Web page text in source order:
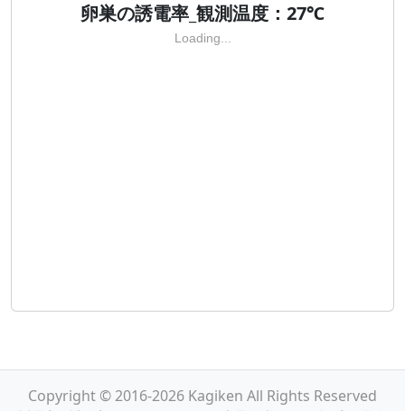
卵巣の誘電率_観測温度：27℃
Loading...
Copyright © 2016-2026 Kagiken All Rights Reserved